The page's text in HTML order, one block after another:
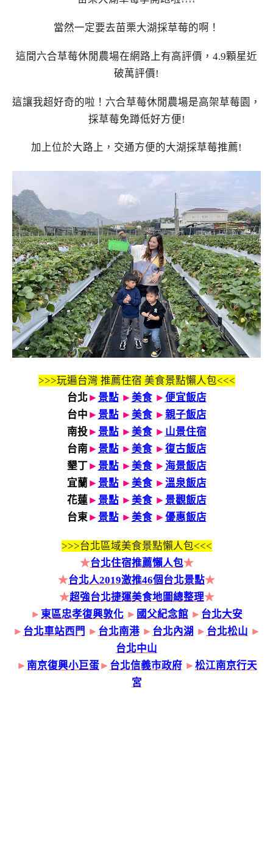
當然一定要去苗栗大湖採草莓的啊！
這間六合草莓休閒農場在網路上有高評價，4.9顆星近
破萬評價!
這讓我超好奇的啦！六合草莓休閒農場是高架草莓園，
採草莓免蹲低好方便!
加上位於大路上，交通方便的大湖採草莓推薦!
>>>玩遍台灣 推薦住宿 美食景點懶人包<<<
台北 ► 景點 ► 美食► 便宜飯店
台中 ► 景點 ► 美食► 親子飯店
南投► 景點 ► 美食► 山景住宿
台南► 景點 ► 美食► 復古飯店
墾丁► 景點 ► 美食► 海景飯店
宜蘭 ► 景點 ► 美食► 溫泉飯店
花蓮► 景點 ► 美食► 景觀飯店
台東► 景點 ► 美食► 優惠飯店
>>>台北區域美食景點懶人包<<<
★台北住宿推薦懶人包★
★台北人2019激推46個台北景點★
★超強台北捷運美食地圖總整理★
► 東區忠孝復興敦化 ► 國父紀念館 ► 台北大安
► 台北車站西門 ► 台北南港 ► 台北內湖 ► 台北松山 ►
台北中山
► 南京復興小巨蛋► 台北信義市政府► 松江南京行天
宮